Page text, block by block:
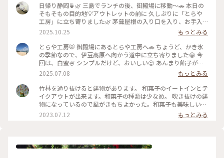
日帰り静岡🍵🌿 三島でランチの後、御殿場に移動〜🚗 本日の
そもそもの目的地💡アウトレットの前に 久しぶりに「とらや
工房」に立ち寄りました🌿 茅葺屋根の入り口を入り、お手入
れされた 林の中を抜けたら…🌲🌳🌲🌳 変わらぬ佇まいの工房
にホッとします☺️ 栗餅とお茶を頂きました🌰🍵美味しい〜😋
その後アウトレットでお買い物を楽しみ😊 途中、休憩ではサ
ングラムでお茶タイム🥤 夜ごはんは混む前の早めの時間に 沼
津魚がし寿司さんで地のものメインの 美味しいお寿司🍣🍣頂
きました(๑>◡<๑) 美味しい静岡、満喫の大満足日帰り旅です
✨✨ #ことりっぷと一緒 #ことりっぷ静岡 #秋の装い #とらや工
房#栗餅 #御殿場プレミアムアウトレット #サングラム #静岡茶
#沼津魚がし寿司 #回転寿司
2025.10.25
もっとみる
とらや工房🐯 御殿場にあるとらや工房へ🚗 ちょうど、かき氷
の季節なので、伊豆高原へ向かう道中に立ち寄りました😁 今
回は、白蜜🍧 シンプルだけど、おいしい😍 あんまり餡子が得
意ではない私でも、とらやの餡子はおいしいです✨ #静岡県#
かき氷 #カフェ
2025.07.08
もっとみる
竹林を通り抜けると建物があります。 和菓子のイートインとテ
イクアウトが出来ます。和菓子の種類は少なめ。 吹き抜けの建
物になっているので風がきもちよかった。和菓子も美味しいで
す。
2023.07.12 もっとみる